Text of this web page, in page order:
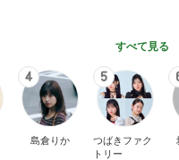
すべて見る
4
島倉りか
5
つばきファク
トリー